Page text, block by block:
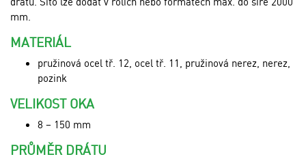
mm.
MATERIÁL
pružinová ocel tř. 12, ocel tř. 11, pružinová nerez, nerez,
pozink
VELIKOST OKA
8 – 150 mm
PRŮMĚR DRÁTU